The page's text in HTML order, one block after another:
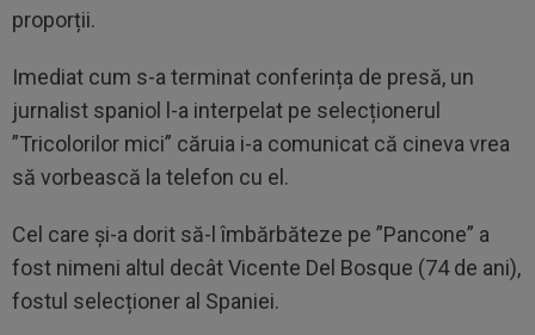
proporții.
Imediat cum s-a terminat conferința de presă, un
jurnalist spaniol l-a interpelat pe selecționerul
”Tricolorilor mici” căruia i-a comunicat că cineva vrea
să vorbească la telefon cu el.
Cel care și-a dorit să-l îmbărbăteze pe ”Pancone” a
fost nimeni altul decât Vicente Del Bosque (74 de ani),
fostul selecționer al Spaniei.